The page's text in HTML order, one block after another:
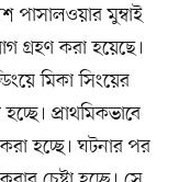
পাসালওয়ার মুম্বাই
গ্রহণ করা হয়েছে।
মিকা সিংয়ের
প্রাথমিকভাবে
হচ্ছে। ঘটনার পর